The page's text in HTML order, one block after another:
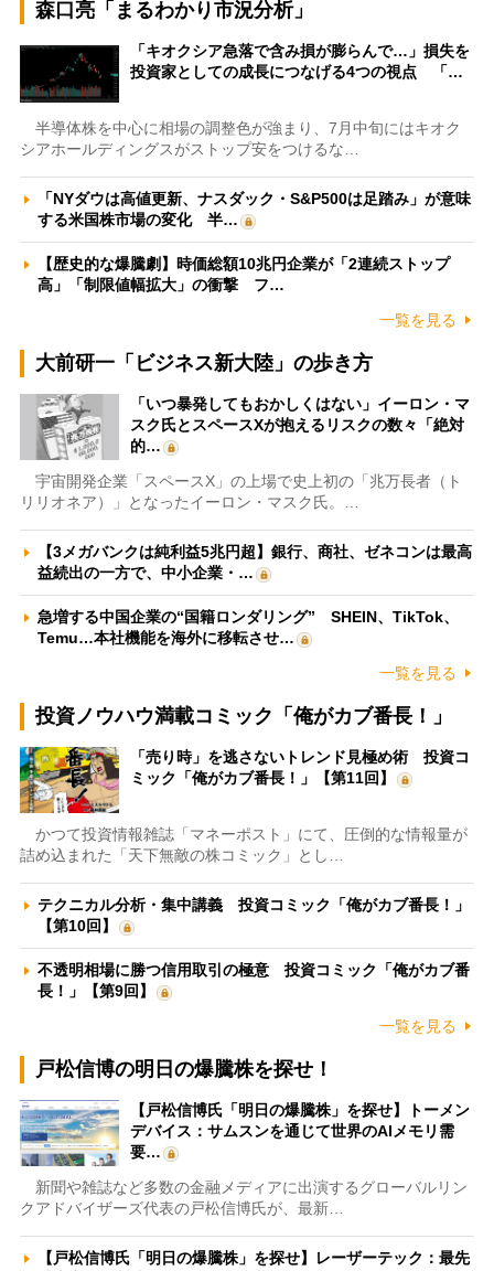
森口亮「まるわかり市況分析」
「キオクシア急落で含み損が膨らんで…」損失を
投資家としての成長につなげる4つの視点 「…
半導体株を中心に相場の調整色が強まり、7月中旬にはキオク
シアホールディングスがストップ安をつけるな…
「NYダウは高値更新、ナスダック・S&P500は足踏み」が意味
する米国株市場の変化 半…
【歴史的な爆騰劇】時価総額10兆円企業が「2連続ストップ
高」「制限値幅拡大」の衝撃 フ…
一覧を見る
大前研一「ビジネス新大陸」の歩き方
「いつ暴発してもおかしくはない」イーロン・マ
スク氏とスペースXが抱えるリスクの数々「絶対
的…
宇宙開発企業「スペースX」の上場で史上初の「兆万長者（ト
リリオネア）」となったイーロン・マスク氏。…
【3メガバンクは純利益5兆円超】銀行、商社、ゼネコンは最高
益続出の一方で、中小企業・…
急増する中国企業の“国籍ロンダリング” SHEIN、TikTok、
Temu…本社機能を海外に移転させ…
一覧を見る
投資ノウハウ満載コミック「俺がカブ番長！」
「売り時」を逃さないトレンド見極め術 投資コ
ミック「俺がカブ番長！」【第11回】
かつて投資情報雑誌「マネーポスト」にて、圧倒的な情報量が
詰め込まれた「天下無敵の株コミック」とし…
テクニカル分析・集中講義 投資コミック「俺がカブ番長！」
【第10回】
不透明相場に勝つ信用取引の極意 投資コミック「俺がカブ番
長！」【第9回】
一覧を見る
戸松信博の明日の爆騰株を探せ！
【戸松信博氏「明日の爆騰株」を探せ】トーメン
デバイス：サムスンを通じて世界のAIメモリ需
要…
新聞や雑誌など多数の金融メディアに出演するグローバルリン
クアドバイザーズ代表の戸松信博氏が、最新…
【戸松信博氏「明日の爆騰株」を探せ】レーザーテック：最先